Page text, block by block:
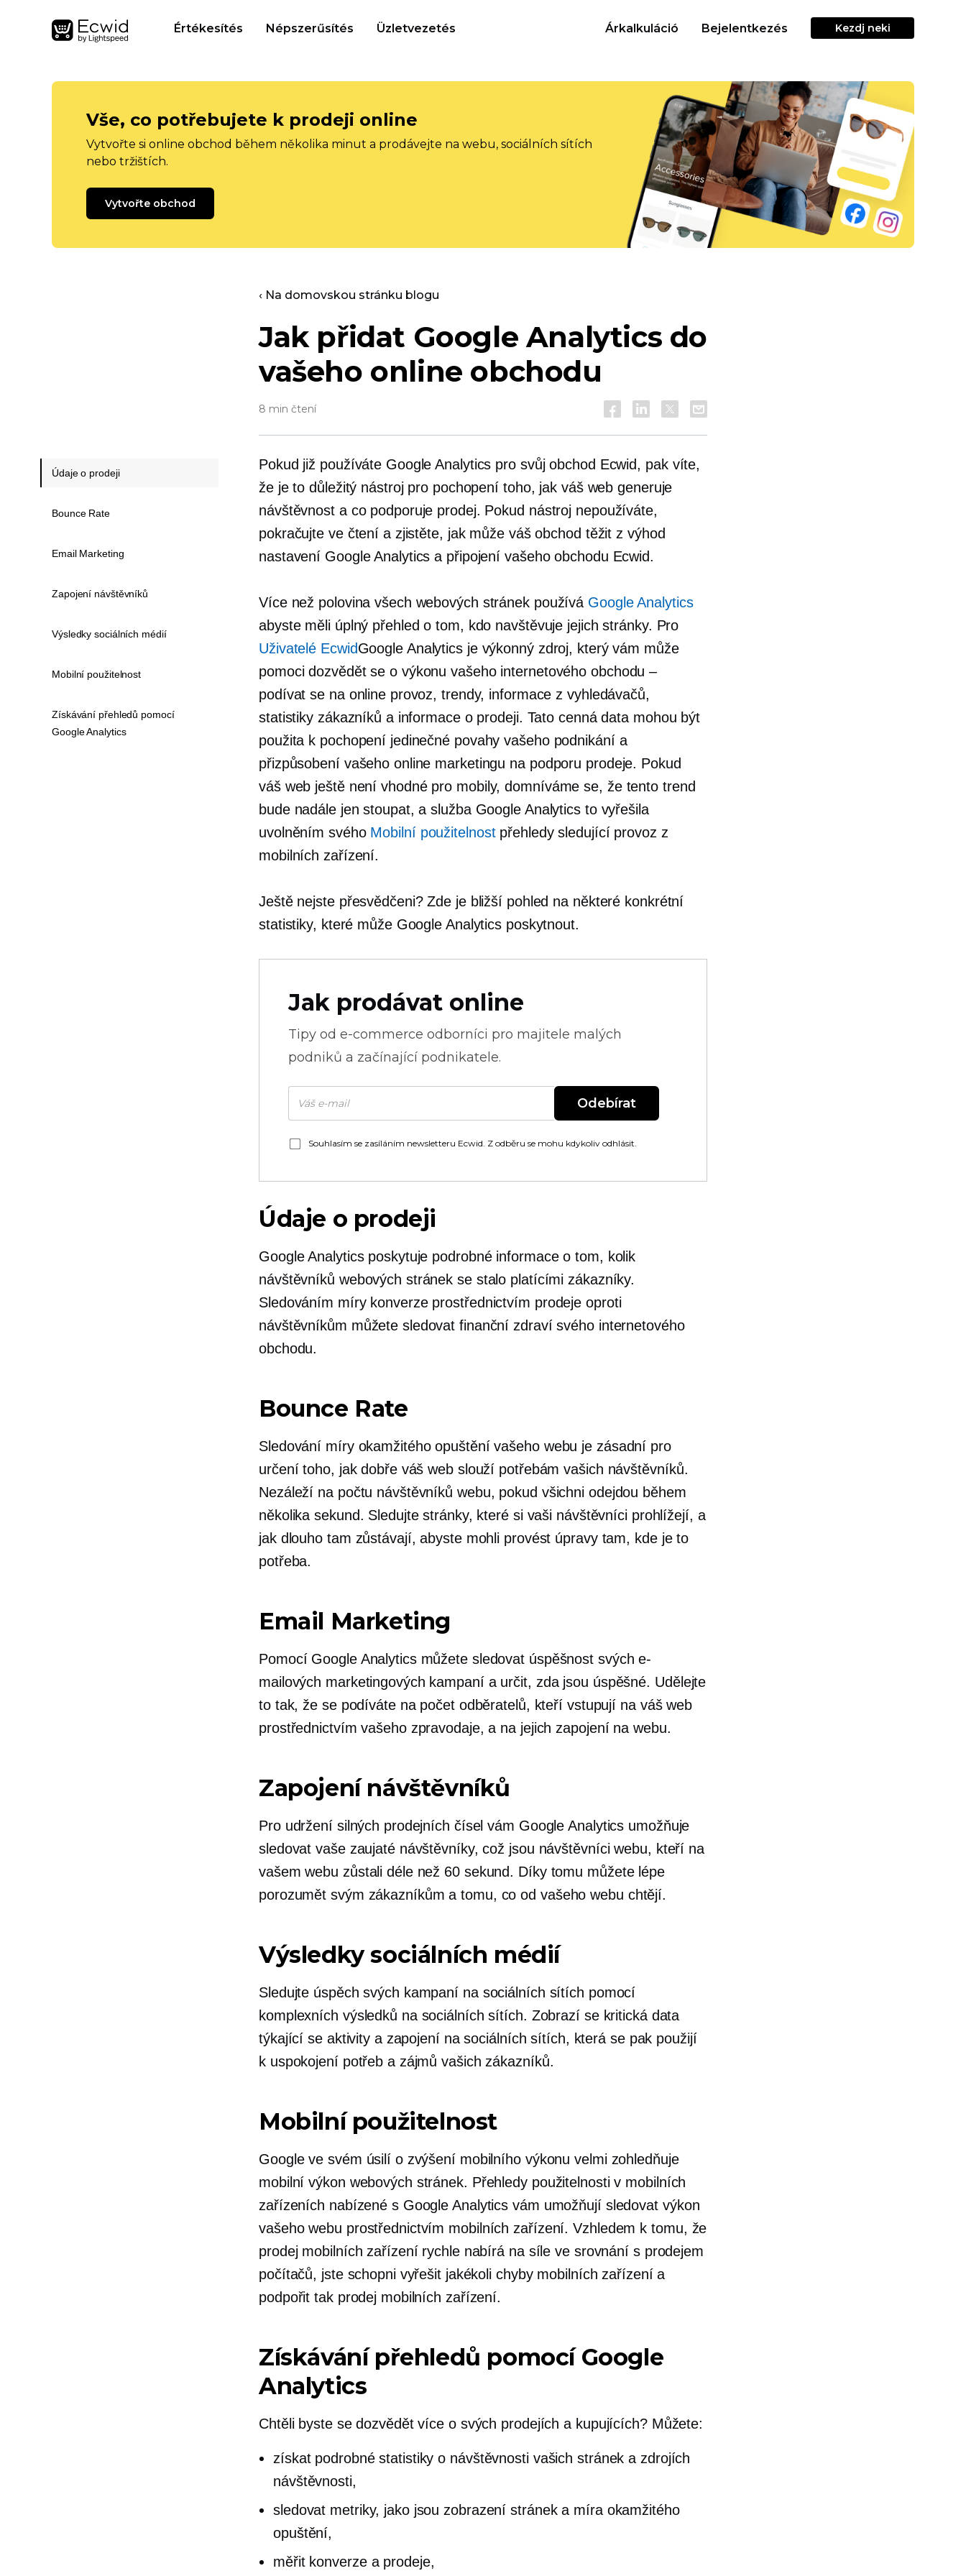
Értékesítés Népszerűsítés Üzletvezetés Árkalkuláció Bejelentkezés Kezdj neki
Vše, co potřebujete k prodeji online
Vytvořte si online obchod během několika minut a prodávejte na webu, sociálních sítích
nebo tržištích.
Vytvořte obchod
‹ Na domovskou stránku blogu
Jak přidat Google Analytics do
vašeho online obchodu
8 min čtení
Pokud již používáte Google Analytics pro svůj obchod Ecwid, pak víte,
že je to důležitý nástroj pro pochopení toho, jak váš web generuje
návštěvnost a co podporuje prodej. Pokud nástroj nepoužíváte,
pokračujte ve čtení a zjistěte, jak může váš obchod těžit z výhod
nastavení Google Analytics a připojení vašeho obchodu Ecwid.
Více než polovina všech webových stránek používá Google Analytics
abyste měli úplný přehled o tom, kdo navštěvuje jejich stránky. Pro
Uživatelé EcwidGoogle Analytics je výkonný zdroj, který vám může
pomoci dozvědět se o výkonu vašeho internetového obchodu –
podívat se na online provoz, trendy, informace z vyhledávačů,
statistiky zákazníků a informace o prodeji. Tato cenná data mohou být
použita k pochopení jedinečné povahy vašeho podnikání a
přizpůsobení vašeho online marketingu na podporu prodeje. Pokud
váš web ještě nenívhodné pro mobily, domníváme se, že tento trend
bude nadále jen stoupat, a služba Google Analytics to vyřešila
uvolněním svého Mobilní použitelnostpřehledy sledující provoz z
mobilních zařízení.
Ještě nejste přesvědčeni? Zde je bližší pohled na některé konkrétní
statistiky, které může Google Analytics poskytnout.
Jak prodávat online
Tipy od e-commerce odborníci pro majitele malých
podniků a začínající podnikatele.
Odebírat
Souhlasím se zasíláním newsletteru Ecwid. Z odběru se mohu kdykoliv odhlásit.
Údaje o prodeji
Google Analytics poskytuje podrobné informace o tom, kolik
návštěvníků webových stránek se stalo platícími zákazníky.
Sledováním míry konverze prostřednictvím prodeje oproti
návštěvníkům můžete sledovat finanční zdraví svého internetového
obchodu.
Bounce Rate
Sledování míry okamžitého opuštění vašeho webu je zásadní pro
určení toho, jak dobře váš web slouží potřebám vašich návštěvníků.
Nezáleží na počtu návštěvníků webu, pokud všichni odejdou během
několika sekund. Sledujte stránky, které si vaši návštěvníci prohlížejí, a
jak dlouho tam zůstávají, abyste mohli provést úpravy tam, kde je to
potřeba.
Email Marketing
Pomocí Google Analytics můžete sledovat úspěšnost svých e-
mailových marketingových kampaní a určit, zda jsou úspěšné. Udělejte
to tak, že se podíváte na počet odběratelů, kteří vstupují na váš web
prostřednictvím vašeho zpravodaje, a na jejich zapojení na webu.
Zapojení návštěvníků
Pro udržení silných prodejních čísel vám Google Analytics umožňuje
sledovat vaše zaujaté návštěvníky, což jsou návštěvníci webu, kteří na
vašem webu zůstali déle než 60 sekund. Díky tomu můžete lépe
porozumět svým zákazníkům a tomu, co od vašeho webu chtějí.
Výsledky sociálních médií
Sledujte úspěch svých kampaní na sociálních sítích pomocí
komplexních výsledků na sociálních sítích. Zobrazí se kritická data
týkající se aktivity a zapojení na sociálních sítích, která se pak použijí
k uspokojení potřeb a zájmů vašich zákazníků.
Mobilní použitelnost
Google ve svém úsilí o zvýšení mobilního výkonu velmi zohledňuje
mobilní výkon webových stránek. Přehledy použitelnosti v mobilních
zařízeních nabízené s Google Analytics vám umožňují sledovat výkon
vašeho webu prostřednictvím mobilních zařízení. Vzhledem k tomu, že
prodej mobilních zařízení rychle nabírá na síle ve srovnání s prodejem
počítačů, jste schopni vyřešit jakékoli chyby mobilních zařízení a
podpořit tak prodej mobilních zařízení.
Získávání přehledů pomocí Google
Analytics
Chtěli byste se dozvědět více o svých prodejích a kupujících? Můžete:
získat podrobné statistiky o návštěvnosti vašich stránek a zdrojích
návštěvnosti,
sledovat metriky, jako jsou zobrazení stránek a míra okamžitého
opuštění,
měřit konverze a prodeje,
Údaje o prodeji
Bounce Rate
Email Marketing
Zapojení návštěvníků
Výsledky sociálních médií
Mobilní použitelnost
Získávání přehledů pomocí
Google Analytics